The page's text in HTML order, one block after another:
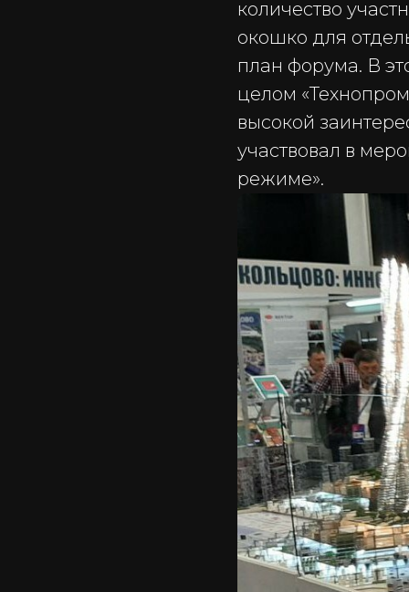
количество
окошко для
план форума. В
целом
высокой
участвовал в
режиме».